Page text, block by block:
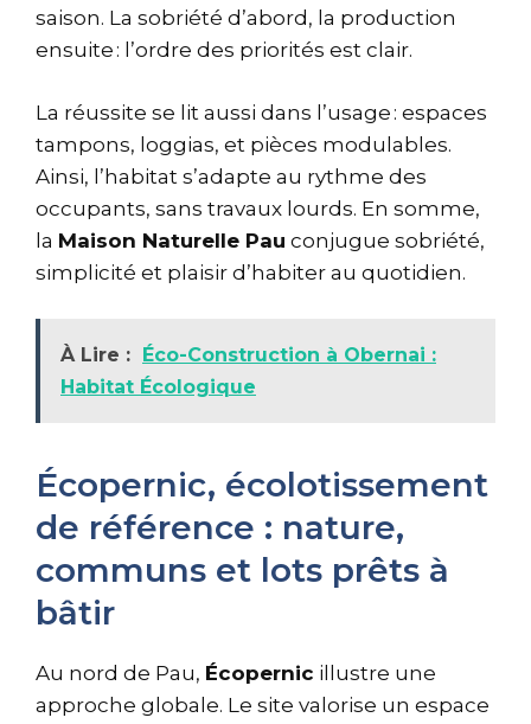
saison. La sobriété d’abord, la production
ensuite : l’ordre des priorités est clair.
La réussite se lit aussi dans l’usage : espaces
tampons, loggias, et pièces modulables.
Ainsi, l’habitat s’adapte au rythme des
occupants, sans travaux lourds. En somme,
la Maison Naturelle Pau conjugue sobriété,
simplicité et plaisir d’habiter au quotidien.
À Lire :
Éco-Construction à Obernai :
Habitat Écologique
Écopernic, écolotissement
de référence : nature,
communs et lots prêts à
bâtir
Au nord de Pau, Écopernic illustre une
approche globale. Le site valorise un espace